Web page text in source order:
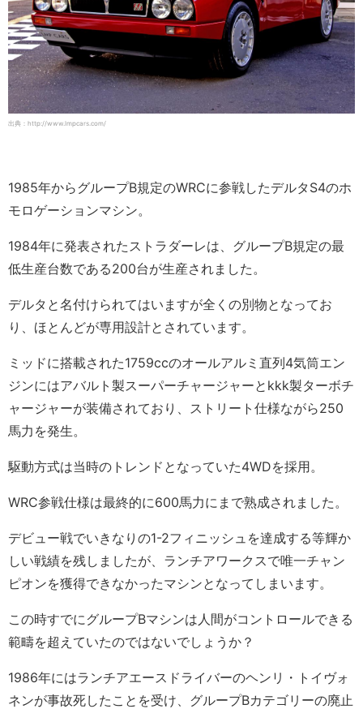
出典：http://www.lmpcars.com/
1985年からグループB規定のWRCに参戦したデルタS4のホ
モロゲーションマシン。
1984年に発表されたストラダーレは、グループB規定の最
低生産台数である200台が生産されました。
デルタと名付けられてはいますが全くの別物となってお
り、ほとんどが専用設計とされています。
ミッドに搭載された1759ccのオールアルミ直列4気筒エン
ジンにはアバルト製スーパーチャージャーとkkk製ターボチ
ャージャーが装備されており、ストリート仕様ながら250
馬力を発生。
駆動方式は当時のトレンドとなっていた4WDを採用。
WRC参戦仕様は最終的に600馬力にまで熟成されました。
デビュー戦でいきなりの1-2フィニッシュを達成する等輝か
しい戦績を残しましたが、ランチアワークスで唯一チャン
ピオンを獲得できなかったマシンとなってしまいます。
この時すでにグループBマシンは人間がコントロールできる
範疇を超えていたのではないでしょうか？
1986年にはランチアエースドライバーのヘンリ・トイヴォ
ネンが事故死したことを受け、グループBカテゴリーの廃止